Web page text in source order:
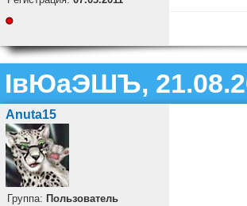
ІвЮаЭШЪ,
Anuta15
Группа: Пользователь